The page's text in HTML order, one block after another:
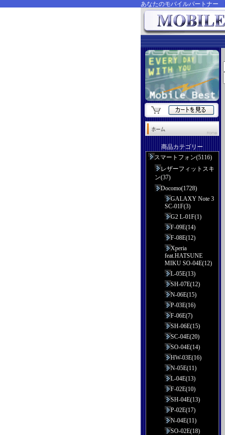
あなたのモバイルパートナー
商品カテゴリー
スマートフォン(5116)
レザーフィットスキ
ン(37)
Docomo(1728)
GALAXY Note 3
SC-01F(3)
G2 L-01F(1)
F-09E(14)
F-08E(12)
Xperia
feat.HATSUNE
MIKU SO-04E(12)
L-05E(13)
SH-07E(12)
N-06E(15)
P-03E(16)
F-06E(7)
SH-06E(15)
SC-04E(20)
SO-04E(14)
HW-03E(16)
N-05E(11)
L-04E(13)
F-02E(10)
SH-04E(13)
P-02E(17)
N-04E(11)
SO-02E(18)